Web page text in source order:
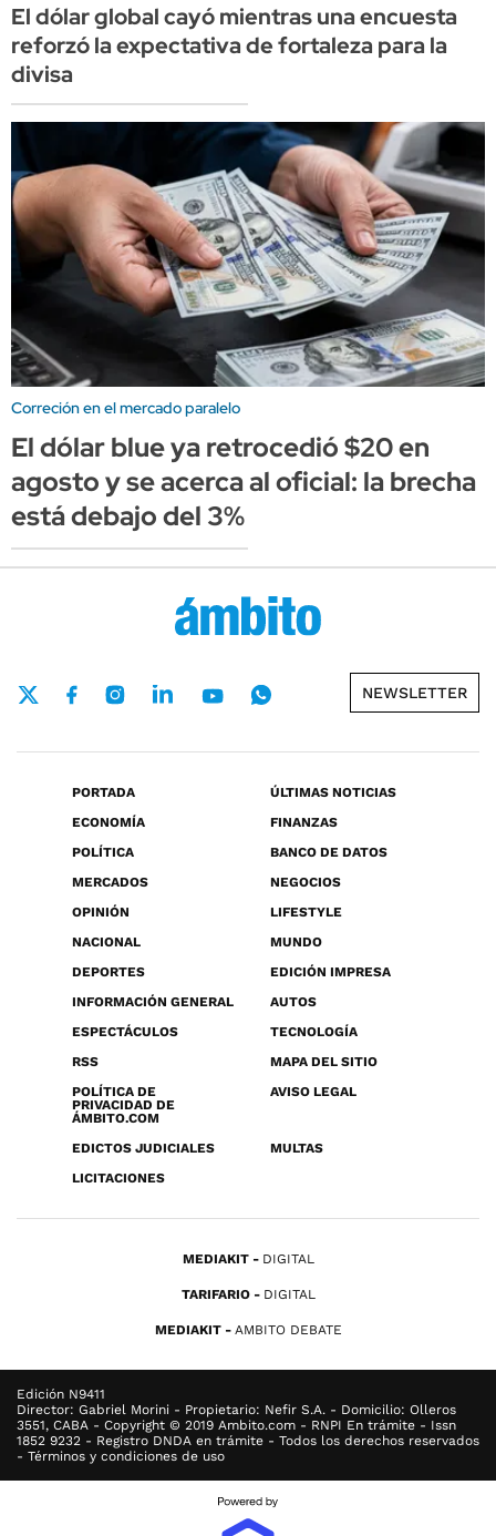
El dólar global cayó mientras una encuesta
reforzó la expectativa de fortaleza para la
divisa
Correción en el mercado paralelo
El dólar blue ya retrocedió $20 en
agosto y se acerca al oficial: la brecha
está debajo del 3%
NEWSLETTER
PORTADA
ÚLTIMAS NOTICIAS
ECONOMÍA
FINANZAS
POLÍTICA
BANCO DE DATOS
MERCADOS
NEGOCIOS
OPINIÓN
LIFESTYLE
NACIONAL
MUNDO
DEPORTES
EDICIÓN IMPRESA
INFORMACIÓN GENERAL
AUTOS
ESPECTÁCULOS
TECNOLOGÍA
RSS
MAPA DEL SITIO
POLÍTICA DE
PRIVACIDAD DE
ÁMBITO.COM
AVISO LEGAL
EDICTOS JUDICIALES
MULTAS
LICITACIONES
MEDIAKIT DIGITAL
TARIFARIO DIGITAL
MEDIAKIT AMBITO DEBATE
Edición N9411
Director: Gabriel Morini - Propietario: Nefir S.A. - Domicilio: Olleros
3551, CABA - Copyright © 2019 Ambito.com - RNPI En trámite - Issn
1852 9232 - Registro DNDA en trámite - Todos los derechos reservados
- Términos y condiciones de uso